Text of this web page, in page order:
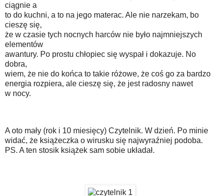
ciągnie a
to do kuchni, a to na jego materac. Ale nie narzekam, bo
cieszę się,
że w czasie tych nocnych harców nie było najmniejszych
elementów
awantury. Po prostu chłopiec się wyspał i dokazuje. No
dobra,
wiem, że nie do końca to takie różowe, że coś go za bardzo
energia rozpiera, ale cieszę się, że jest radosny nawet
w nocy.
A oto mały (rok i 10 miesięcy) Czytelnik. W dzień. Po minie
widać, że książeczka o wirusku się najwyraźniej podoba.
PS. A ten stosik książek sam sobie układał.